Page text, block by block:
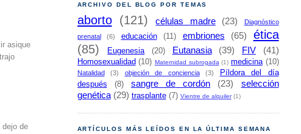
asique
dejo de
ARCHIVO DEL BLOG POR TEMAS
aborto (121) células madre (23)
Diagnóstico
prenatal
(6) educación (11) embriones (65)
ética
(85)
Eugenesia (20) Eutanasia (39) FIV (41)
Homosexualidad (10) Maternidad subrogada (1) medicina (10)
Natalidad (3) objeción de conciencia (3)
Píldora del día
después
(8) sangre de cordón (23)
selección
genética (29) trasplante (7) Vientre de alquiler (1)
ARTÍCULOS MÁS LEÍDOS EN LA ÚLTIMA SEMANA